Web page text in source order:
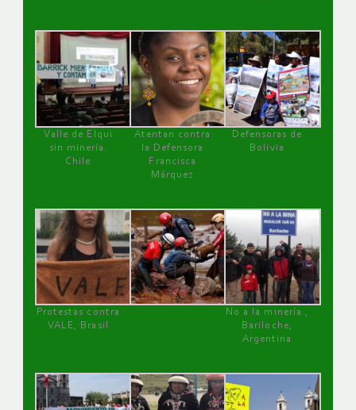
Valle de Elqui
sin minería.
Chile
Atentan contra
la Defensora
Francisca
Márquez
Defensoras de
Bolivia
Protestas contra
VALE, Brasil
No a la minería ,
Bariloche,
Argentina